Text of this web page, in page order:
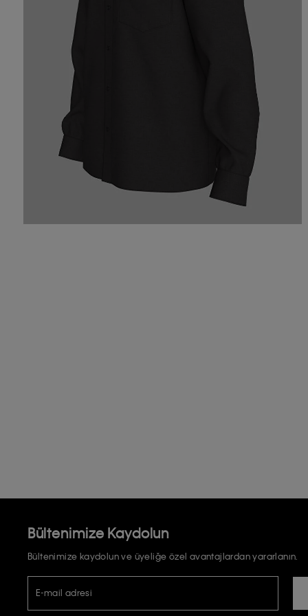
Bültenimize Kaydolun
Bültenimize kaydolun ve üyeliğe özel avantajlardan yararlanın.
E-mail adresi